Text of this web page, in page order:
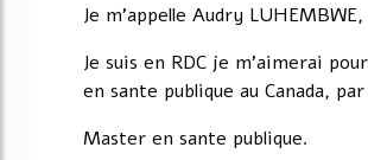
Je m'appelle Audry LUHEMBWE,
Je suis en RDC je m'aimerai
en sante publique au Canada,
Master en sante publique.